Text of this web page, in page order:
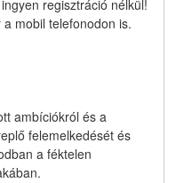
regisztráció nélkül!
mobil telefonodon is.
ambíciókról és a
felemelkedését és
a féktelen